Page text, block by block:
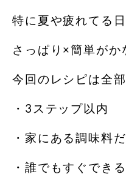
特に夏や疲れてる
さっぱり×簡単がか
今回のレシピは全部
・3ステップ以内
・家にある調味料
・誰でもすぐできる